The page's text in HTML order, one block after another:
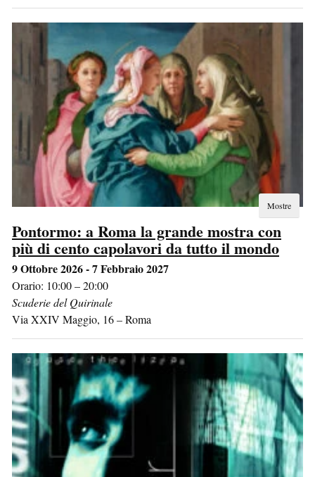
Mostre
Pontormo: a Roma la grande mostra con
più di cento capolavori da tutto il mondo
9 Ottobre 2026 - 7 Febbraio 2027
Orario: 10:00 – 20:00
Scuderie del Quirinale
Via XXIV Maggio, 16–Roma